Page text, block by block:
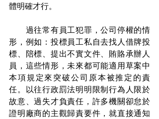
體明確才行。
過往常有員工犯罪，公司停權的情
形，例如：投標員工私自去找人借牌投
標、陪標、提出不實文件、賄賂承辦人
員，這些情形，未來都可能適用草案中
本項規定來突破公司原本被推定的責
任。以往行政罰法明明限制行為人限於
故意、過失才負責任，許多機關卻怠於
證明廠商的主觀歸責要件，就直接通知